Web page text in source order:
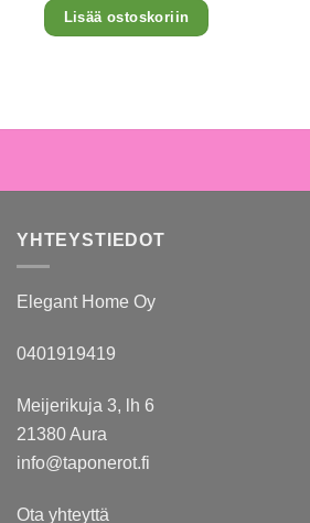
Lisää ostoskoriin
YHTEYSTIEDOT
Elegant Home Oy
0401919419
Meijerikuja 3, lh 6
21380 Aura
info@taponerot.fi
Ota yhteyttä